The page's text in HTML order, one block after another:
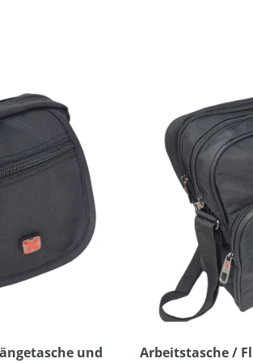
und
Arbeitstasche /